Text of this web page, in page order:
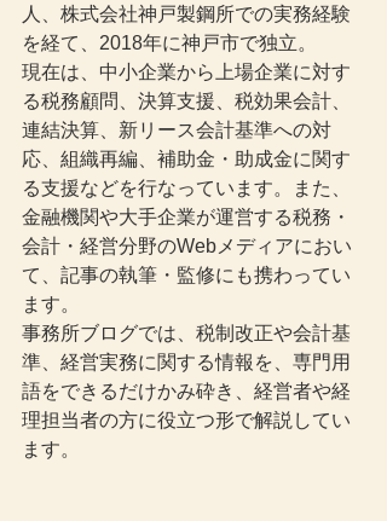
人、株式会社神戸製鋼所での実務経験
を経て、2018年に神戸市で独立。
現在は、中小企業から上場企業に対す
る税務顧問、決算支援、税効果会計、
連結決算、新リース会計基準への対
応、組織再編、補助金・助成金に関す
る支援などを行なっています。また、
金融機関や大手企業が運営する税務・
会計・経営分野のWebメディアにおい
て、記事の執筆・監修にも携わってい
ます。
事務所ブログでは、税制改正や会計基
準、経営実務に関する情報を、専門用
語をできるだけかみ砕き、経営者や経
理担当者の方に役立つ形で解説してい
ます。